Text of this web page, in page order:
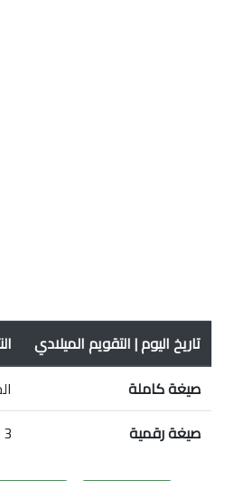
تاريخ اليوم | التقويم الميلادي
صيغة كاملة
صيغة رقمية
3 - 7 - 2026 م